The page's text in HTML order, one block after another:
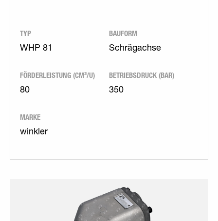
TYP
WHP 81
BAUFORM
Schrägachse
FÖRDERLEISTUNG (CM³/U)
80
BETRIEBSDRUCK (BAR)
350
MARKE
winkler